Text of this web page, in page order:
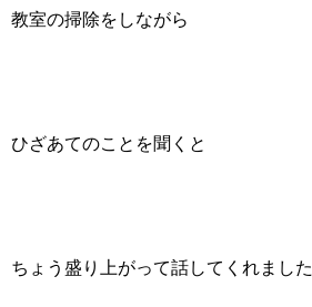
教室の掃除をしながら
ひざあてのことを聞くと
ちょう盛り上がって話してくれました